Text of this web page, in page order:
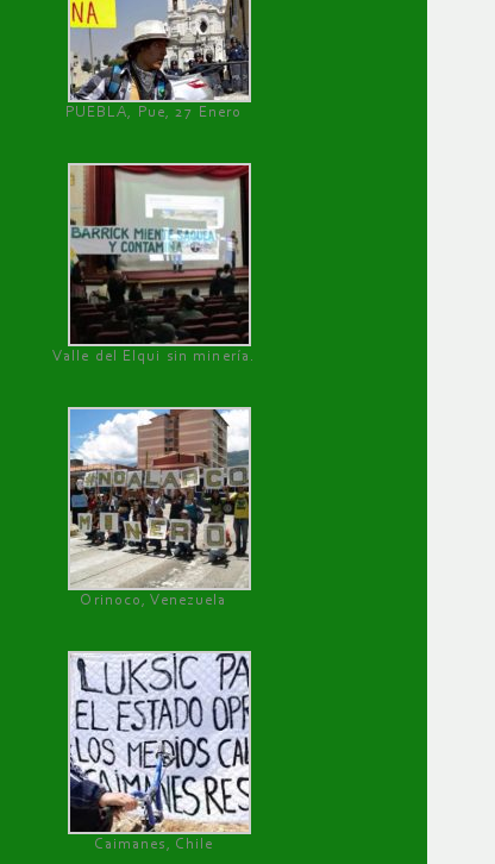
PUEBLA, Pue, 27 Enero
Valle del Elqui sin minería.
Orinoco, Venezuela
Caimanes, Chile